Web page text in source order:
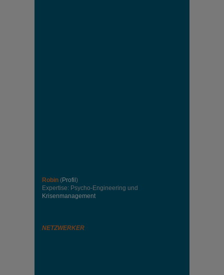
Robin (Profil )
Expertise: Psycho-Engineering und
Krisenmanagement
NETZWERKER